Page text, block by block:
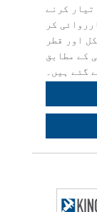
کرنے
کر
اور قطر
کے مطابق
گئے ہیں۔